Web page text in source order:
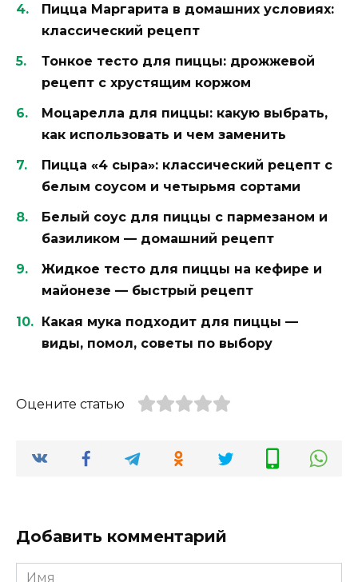
Пицца Маргарита в домашних условиях:
классический рецепт
Тонкое тесто для пиццы: дрожжевой
рецепт с хрустящим коржом
Моцарелла для пиццы: какую выбрать,
как использовать и чем заменить
Пицца «4 сыра»: классический рецепт с
белым соусом и четырьмя сортами
Белый соус для пиццы с пармезаном и
базиликом — домашний рецепт
Жидкое тесто для пиццы на кефире и
майонезе — быстрый рецепт
Какая мука подходит для пиццы —
виды, помол, советы по выбору
Оцените статью
Добавить комментарий
Имя